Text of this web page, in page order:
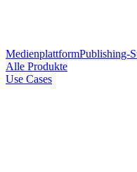
MedienplattformPublishing-
Alle Produkte
Use Cases